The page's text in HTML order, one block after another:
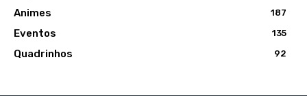
Animes 187
Eventos 135
Quadrinhos 92